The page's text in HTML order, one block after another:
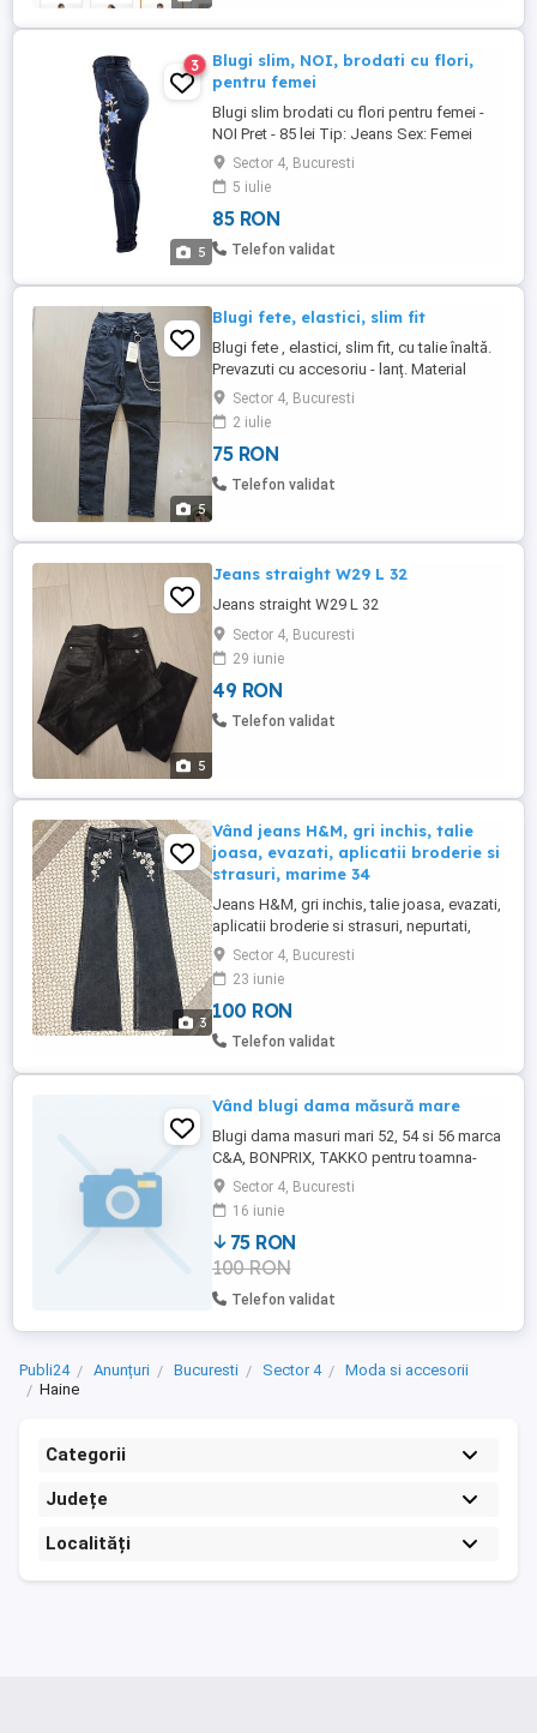
5
3
Blugi slim, NOI, brodati cu flori,
pentru femei
Blugi slim brodati cu flori pentru femei -
NOI Pret - 85 lei Tip: Jeans Sex: Femei
Material: Denim Marimea - M NU TRIMIT
IN TARA Predarea personala in Bucuresti
Sector 4, Bucuresti
5 iulie
85 RON
Telefon validat
5
Blugi fete, elastici, slim fit
Blugi fete , elastici, slim fit, cu talie înaltă.
Prevazuti cu accesoriu - lanț. Material
calitativ, culoare neagră. Mărimi
disponibile: M ( talie 60 cm, sold 80 cm), S
( talie 58 cm, sold 74 cm) si L ( talie 66 cm,
sold 88 cm).
Sector 4, Bucuresti
2 iulie
75 RON
Telefon validat
5
Jeans straight W29 L 32
Jeans straight W29 L 32
Sector 4, Bucuresti
29 iunie
49 RON
Telefon validat
3
Vând jeans H&M, gri inchis, talie
joasa, evazati, aplicatii broderie si
strasuri, marime 34
Jeans H&M, gri inchis, talie joasa, evazati,
aplicatii broderie si strasuri, nepurtati,
marime 34
Sector 4, Bucuresti
23 iunie
100 RON
Telefon validat
Vând blugi dama măsură mare
Blugi dama masuri mari 52, 54 si 56 marca
C&A, BONPRIX, TAKKO pentru toamna-
iarna. Pt poze rog mesaj in privat. Rog
doamnele serioase care nu găsesc
pantaloni pe măsură lor sa ma
contacteze. Îi vând deoarece am
cumpărat multe perechi il ultimii ani dar
acum am slăbit si nu am cui sa ii dau.
Sector 4, Bucuresti
16 iunie
75 RON
100 RON
Telefon validat
Publi24 Anunțuri Bucuresti Sector 4
Moda si accesorii
Haine
Categorii
Județe
Localități